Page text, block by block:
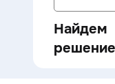
Найдем
решение